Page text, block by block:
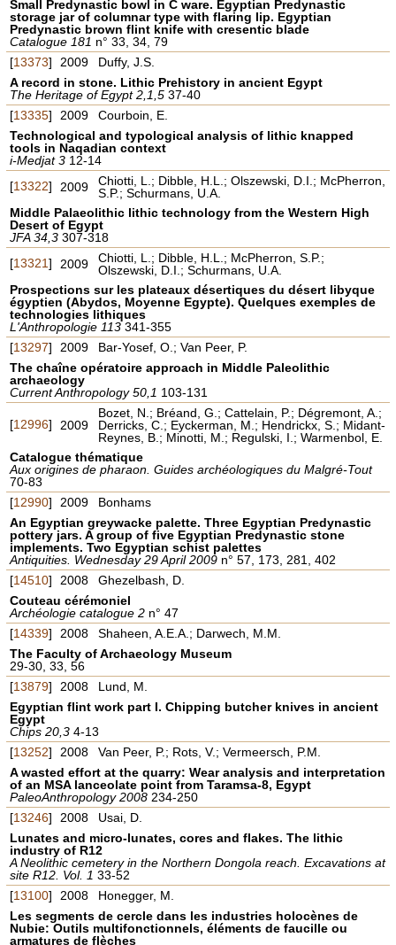
Small Predynastic bowl in C ware. Egyptian Predynastic
storage jar of columnar type with flaring lip. Egyptian
Predynastic brown flint knife with cresentic blade
Catalogue 181 n° 33, 34, 79
[13373] 2009
Duffy, J.S.
A record in stone. Lithic Prehistory in ancient Egypt
The Heritage of Egypt 2,1,5 37-40
[13335] 2009
Courboin, E.
Technological and typological analysis of lithic knapped
tools in Naqadian context
i-Medjat 3 12-14
[13322] 2009
Chiotti, L.; Dibble, H.L.; Olszewski, D.I.; McPherron,
S.P.; Schurmans, U.A.
Middle Palaeolithic lithic technology from the Western High
Desert of Egypt
JFA 34,3 307-318
[13321] 2009
Chiotti, L.; Dibble, H.L.; McPherron, S.P.;
Olszewski, D.I.; Schurmans, U.A.
Prospections sur les plateaux désertiques du désert libyque
égyptien (Abydos, Moyenne Egypte). Quelques exemples de
technologies lithiques
L'Anthropologie 113 341-355
[13297] 2009
Bar-Yosef, O.; Van Peer, P.
The chaîne opératoire approach in Middle Paleolithic
archaeology
Current Anthropology 50,1 103-131
[12996] 2009
Bozet, N.; Bréand, G.; Cattelain, P.; Dégremont, A.;
Derricks, C.; Eyckerman, M.; Hendrickx, S.; Midant-
Reynes, B.; Minotti, M.; Regulski, I.; Warmenbol, E.
Catalogue thématique
Aux origines de pharaon. Guides archéologiques du Malgré-Tout
70-83
[12990] 2009
Bonhams
An Egyptian greywacke palette. Three Egyptian Predynastic
pottery jars. A group of five Egyptian Predynastic stone
implements. Two Egyptian schist palettes
Antiquities. Wednesday 29 April 2009 n° 57, 173, 281, 402
[14510] 2008
Ghezelbash, D.
Couteau cérémoniel
Archéologie catalogue 2 n° 47
[14339] 2008
Shaheen, A.E.A.; Darwech, M.M.
The Faculty of Archaeology Museum
29-30, 33, 56
[13879] 2008
Lund, M.
Egyptian flint work part I. Chipping butcher knives in ancient
Egypt
Chips 20,3 4-13
[13252] 2008
Van Peer, P.; Rots, V.; Vermeersch, P.M.
A wasted effort at the quarry: Wear analysis and interpretation
of an MSA lanceolate point from Taramsa-8, Egypt
PaleoAnthropology 2008 234-250
[13246] 2008
Usai, D.
Lunates and micro-lunates, cores and flakes. The lithic
industry of R12
A Neolithic cemetery in the Northern Dongola reach. Excavations at
site R12. Vol. 133-52
[13100] 2008
Honegger, M.
Les segments de cercle dans les industries holocènes de
Nubie: Outils multifonctionnels, éléments de faucille ou
armatures de flèches